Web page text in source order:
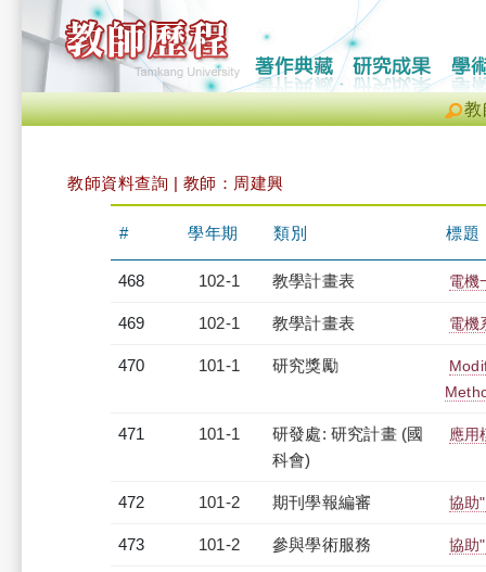
教
教師資料查詢 | 教師：周建興
# 學年期 類別 標題
468 102-1 教學計畫表 電機
469 102-1 教學計畫表 電機
470 101-1 研究獎勵
471 101-1
研發處: 研究計畫 (國
科會)
應用
472 101-2 期刊學報編審 協助
473 101-2 參與學術服務 協助